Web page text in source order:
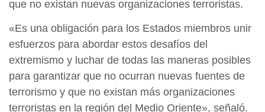
que no existan nuevas organizaciones terroristas.
«Es una obligación para los Estados miembros unir
esfuerzos para abordar estos desafíos del
extremismo y luchar de todas las maneras posibles
para garantizar que no ocurran nuevas fuentes de
terrorismo y que no existan más organizaciones
terroristas en la región del Medio Oriente», señaló.